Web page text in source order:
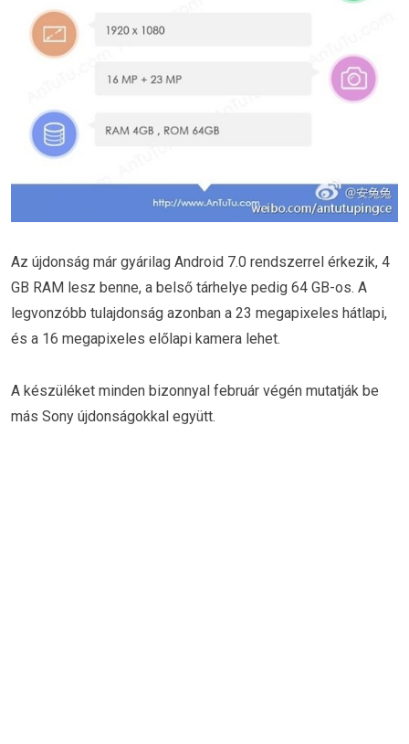
Az újdonság már gyárilag Android 7.0 rendszerrel érkezik, 4
GB RAM lesz benne, a belső tárhelye pedig 64 GB-os. A
legvonzóbb tulajdonság azonban a 23 megapixeles hátlapi,
és a 16 megapixeles előlapi kamera lehet.
A készüléket minden bizonnyal február végén mutatják be
más Sony újdonságokkal együtt.